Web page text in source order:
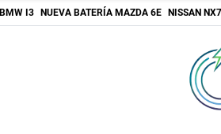
BMW I3 NUEVA BATERÍA MAZDA 6E NISSAN NX7